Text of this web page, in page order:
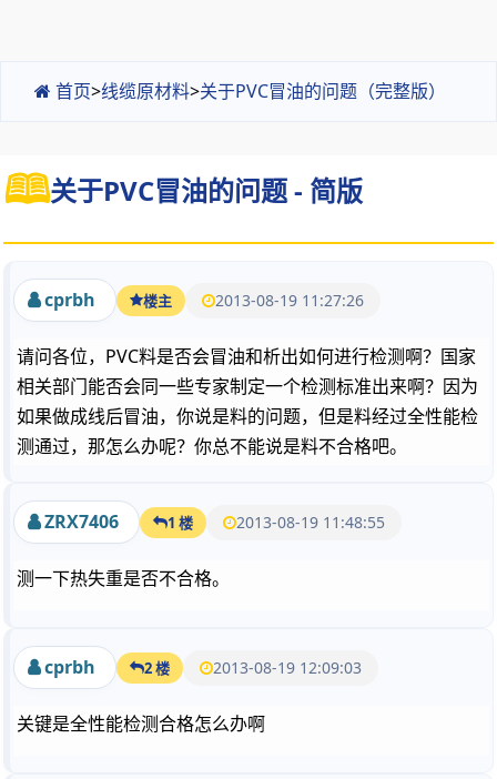
首页>线缆原材料>关于PVC冒油的问题（完整版）
关于PVC冒油的问题 - 简版
cprbh 楼主 2013-08-19 11:27:26
请问各位，PVC料是否会冒油和析出如何进行检测啊？国家
相关部门能否会同一些专家制定一个检测标准出来啊？因为
如果做成线后冒油，你说是料的问题，但是料经过全性能检
测通过，那怎么办呢？你总不能说是料不合格吧。
ZRX7406 1 楼 2013-08-19 11:48:55
测一下热失重是否不合格。
cprbh 2 楼 2013-08-19 12:09:03
关键是全性能检测合格怎么办啊